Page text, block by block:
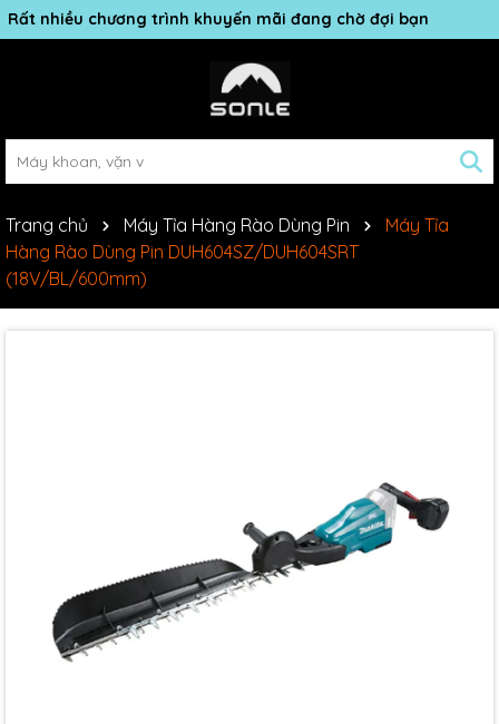
Rất nhiều chương trình khuyến mãi đang chờ đợi bạn
Trang chủ Máy Tỉa Hàng Rào Dùng Pin
Máy Tỉa
Hàng Rào Dùng Pin DUH604SZ/DUH604SRT
(18V/BL/600mm)